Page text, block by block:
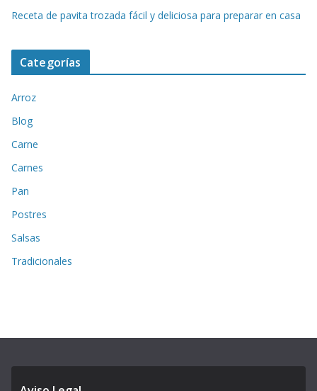
Receta de pavita trozada fácil y deliciosa para preparar en casa
Categorías
Arroz
Blog
Carne
Carnes
Pan
Postres
Salsas
Tradicionales